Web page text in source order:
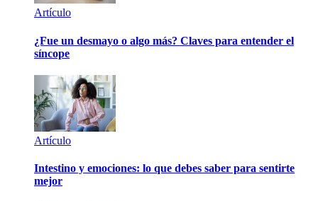
Artículo
¿Fue un desmayo o algo más? Claves para entender el
síncope
Artículo
Intestino y emociones: lo que debes saber para sentirte
mejor